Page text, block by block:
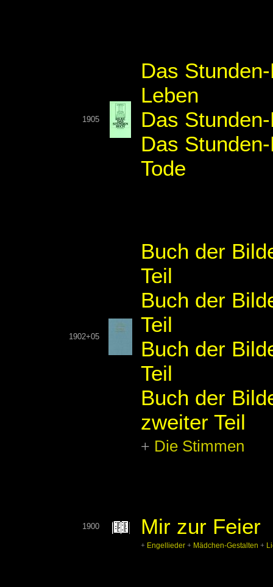
1905
Das
Leben
Das
Das
Tode
1902+05
Buch der
Teil
Buch der
Teil
Buch der
Teil
Buch der
zweiter Teil
+ Die Stimmen
1900 Mir zur Feier
+ Engellieder + Mädchen-Gestalten +